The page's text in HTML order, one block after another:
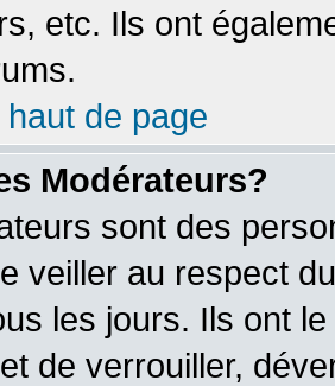
etc. Ils ont
de page
Modérateurs?
sont des
veiller au respect
les jours. Ils ont
de verrouiller,